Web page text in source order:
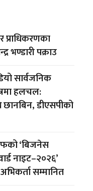
प्राधिकरणका
भण्डारी पक्राउ
सार्वजनिक
हलचल:
छानबिन, डीएसपीको
‘बिजनेस
नाइट–२०२६’
सम्मानित